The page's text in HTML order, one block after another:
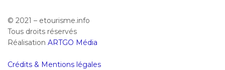
© 2021 – etourisme.info
Tous droits réservés
Réalisation ARTGO Média
Crédits & Mentions légales